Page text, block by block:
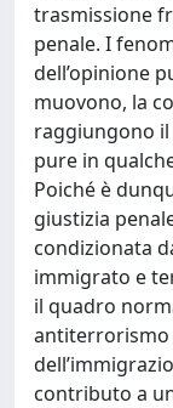
trasmissione
penale. I
dell’opinione
muovono, la
raggiungono il
pure in
Poiché è
giustizia
condizionata
immigrato e
il quadro
antiterrorismo
contributo a